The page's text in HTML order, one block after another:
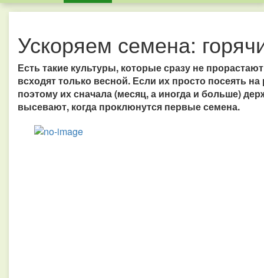
Ускоряем семена:
Есть такие культуры, которые сразу не
всходят только весной. Если их просто посеять
поэтому их сначала (месяц, а иногда и больше)
высевают, когда проклюнутся первые семена.